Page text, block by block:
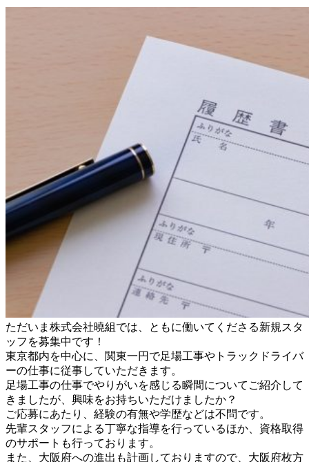
ただいま株式会社曉組では、ともに働いてくださる新規スタ
ッフを募集中です！
東京都内を中心に、関東一円で足場工事やトラックドライバ
ーの仕事に従事していただきます。
足場工事の仕事でやりがいを感じる瞬間についてご紹介して
きましたが、興味をお持ちいただけましたか？
ご応募にあたり、経験の有無や学歴などは不問です。
先輩スタッフによる丁寧な指導を行っているほか、資格取得
のサポートも行っております。
また、大阪府への進出も計画しておりますので、大阪府枚方